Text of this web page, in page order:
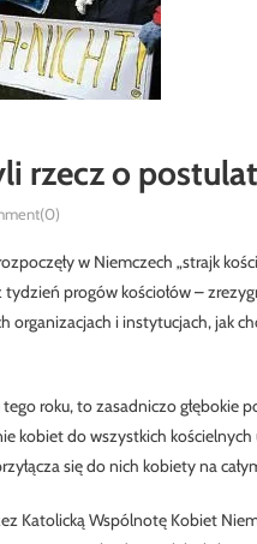
rzecz o
w Niemczech „strajk
tydzień progów kościołów –
organizacjach i instytucjach, jak
roku, to zasadniczo głębokie
kobiet do wszystkich
się do nich kobiety na
Katolicką Wspólnotę Kobiet